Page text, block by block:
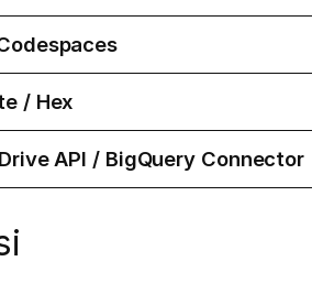
/ Hex
API / BigQuery Connector